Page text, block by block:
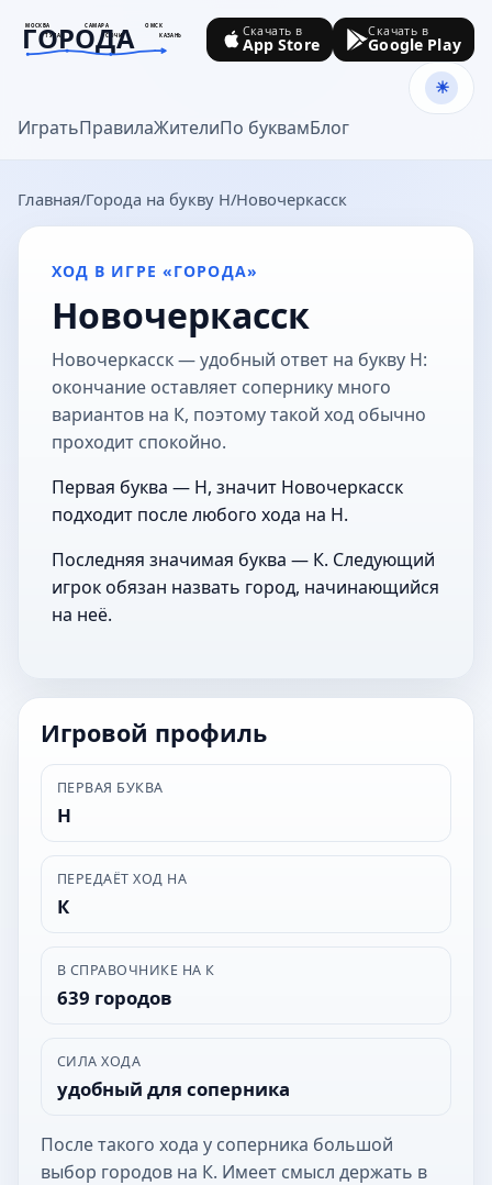
МОСКВА САМАРА
ОМСК
ТУЛА
СОЧИ КАЗАНЬ
ГОРОДА
goroda-na.ru
ИгратьПравилаЖителиПо буквамБлог
Скачать в
App Store
Скачать в
Google Play
Главная Города на букву Н Новочеркасск
ХОД В ИГРЕ «ГОРОДА»
Новочеркасск
Новочеркасск — удобный ответ на букву Н:
окончание оставляет сопернику много
вариантов на К, поэтому такой ход обычно
проходит спокойно.
Первая буква — Н, значит Новочеркасск
подходит после любого хода на Н.
Последняя значимая буква — К. Следующий
игрок обязан назвать город, начинающийся
на неё.
Игровой профиль
ПЕРВАЯ БУКВА
Н
ПЕРЕДАЁТ ХОД НА
К
В СПРАВОЧНИКЕ НА К
639 городов
СИЛА ХОДА
удобный для соперника
После такого хода у соперника большой
выбор городов на К. Имеет смысл держать в